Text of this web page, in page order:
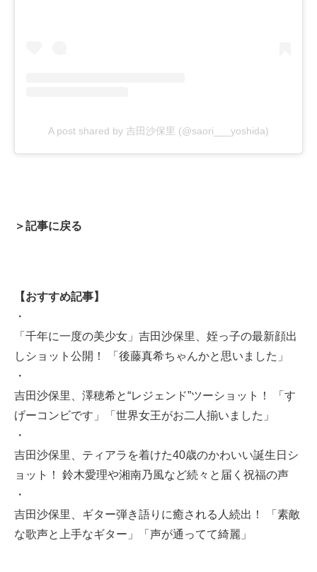
A post shared by 吉田沙保里 (@saori___yoshida)
＞記事に戻る
【おすすめ記事】
・
「千年に一度の美少女」吉田沙保里、姪っ子の最新顔出
しショット公開！ 「後藤真希ちゃんかと思いました」
・
吉田沙保里、澤穂希と“レジェンド”ツーショット！ 「す
げーコンビです」「世界女王がお二人揃いました」
・
吉田沙保里、ティアラを着けた40歳のかわいい誕生日シ
ョット！ 鈴木愛理や湘南乃風など続々と届く祝福の声
・
吉田沙保里、ギター弾き語りに癒される人続出！ 「素敵
な歌声と上手なギター」「声が通ってて綺麗」